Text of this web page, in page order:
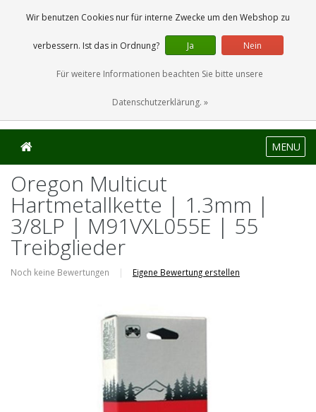
0 Artikel
MENU
Oregon Multicut
Hartmetallkette | 1.3mm |
3/8LP | M91VXL055E | 55
Treibglieder
Noch keine Bewertungen | Eigene Bewertung erstellen
Wir benutzen Cookies nur für interne Zwecke um den Webshop zu
verbessern. Ist das in Ordnung? Ja Nein
Für weitere Informationen beachten Sie bitte unsere
Datenschutzerklärung. »